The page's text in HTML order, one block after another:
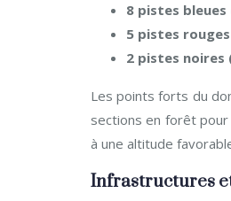
8 pistes bleues
5 pistes
2 pistes noires
Les points forts du
sections en forêt
à une altitude
Infrastructures